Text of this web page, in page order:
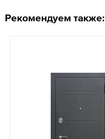
Рекомендуем также: